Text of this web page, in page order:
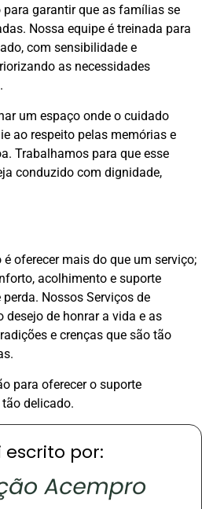
garantir que as famílias se
Nossa equipe é treinada para
com sensibilidade e
as necessidades
um espaço onde o cuidado
ao respeito pelas memórias e
Trabalhamos para que esse
conduzido com dignidade,
oferecer mais do que um serviço;
acolhimento e suporte
Nossos Serviços de
desejo de honrar a vida e as
e crenças que são tão
para oferecer o suporte
delicado.
escrito por: